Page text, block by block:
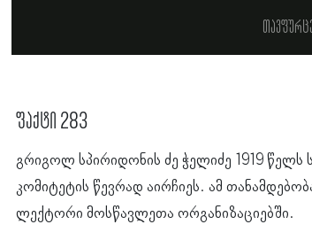
ფაქტი 283
გრიგოლ სპირიდონის ძე ჭელიძე 1919
კომიტეტის წევრად აირჩიეს. ამ
ლექტორი მოსწავლეთა ორგანიზაციებში.